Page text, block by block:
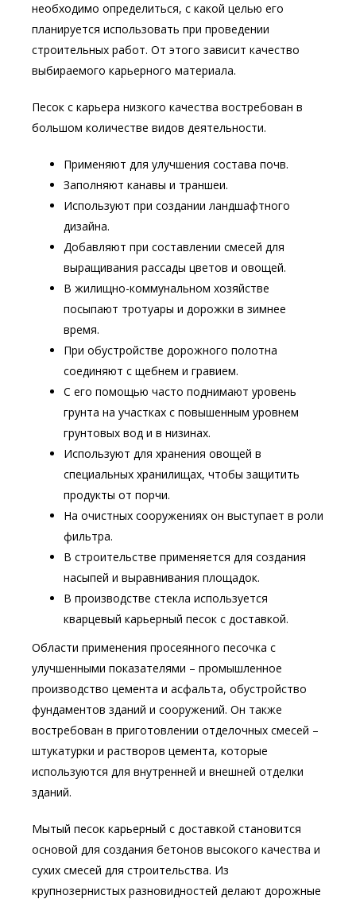
необходимо определиться, с какой целью его
планируется использовать при проведении
строительных работ. От этого зависит качество
выбираемого карьерного материала.
Песок с карьера низкого качества востребован в
большом количестве видов деятельности.
Применяют для улучшения состава почв.
Заполняют канавы и траншеи.
Используют при создании ландшафтного
дизайна.
Добавляют при составлении смесей для
выращивания рассады цветов и овощей.
В жилищно-коммунальном хозяйстве
посыпают тротуары и дорожки в зимнее
время.
При обустройстве дорожного полотна
соединяют с щебнем и гравием.
С его помощью часто поднимают уровень
грунта на участках с повышенным уровнем
грунтовых вод и в низинах.
Используют для хранения овощей в
специальных хранилищах, чтобы защитить
продукты от порчи.
На очистных сооружениях он выступает в роли
фильтра.
В строительстве применяется для создания
насыпей и выравнивания площадок.
В производстве стекла используется
кварцевый карьерный песок с доставкой.
Области применения просеянного песочка с
улучшенными показателями – промышленное
производство цемента и асфальта, обустройство
фундаментов зданий и сооружений. Он также
востребован в приготовлении отделочных смесей –
штукатурки и растворов цемента, которые
используются для внутренней и внешней отделки
зданий.
Мытый песок карьерный с доставкой становится
основой для создания бетонов высокого качества и
сухих смесей для строительства. Из
крупнозернистых разновидностей делают дорожные